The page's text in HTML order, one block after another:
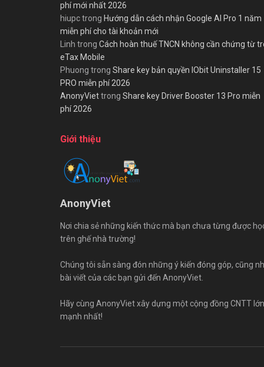
phí mới nhất 2026
hiupctrong Hướng dẫn cách nhận Google AI Pro 1 năm
miễn phí cho tài khoản mới
Linh trong Cách hoàn thuế TNCN không cần chứng từ
eTax Mobile
Phuong trong Share key bản quyền IObit Uninstaller 15
PRO miễn phí 2026
AnonyViettrong Share key Driver Booster 13 Pro miễn
phí 2026
Giới thiệu
AnonyViet
Nơi chia sẻ những kiến thức mà bạn chưa từng được
trên ghế nhà trường!
Chúng tôi sẵn sàng đón những ý kiến đóng góp, cũng
bài viết của các bạn gửi đến AnonyViet.
Hãy cùng AnonyViet xây dựng một cộng đồng CNTT lớn
mạnh nhất!